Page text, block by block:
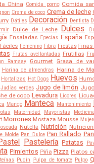
China Comida porno Comida
Crema de coco Crema de leche
Dátiles Decoración Dentista
Dulce de Leche Dulces
Ensaladas Epecias España
Fáciles Femenino Fibra Fiestas Finas
Frutas avellantadas Frutillas
Ramsay Gourmet Grasa de
Harina de almendras Harina de
Hortalizas Hot Dogs Huevos
Judías verdes Jugo de limón
de coco Levadura Licores
Mango Manteca Mantenimiento
Maternidad Mayoristas Medicina
Morrones Mostaza Mousse
Nutella Nutrición
Molde Pan Dulce Pan Rallado
Pastelería Patatas
Pimientos Piña Pizza Platos
Pudín Pulpa de tomate Pulpo